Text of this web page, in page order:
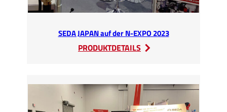
SEDA JAPAN auf der N-EXPO 2023
PRODUKTDETAILS
:
auf
N-